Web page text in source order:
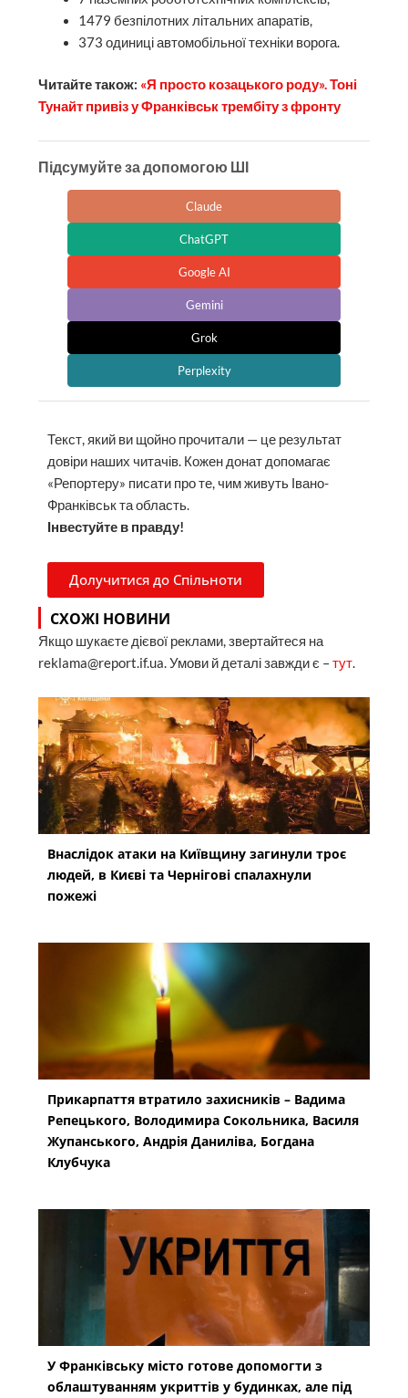
1479 безпілотних літальних апаратів,
373 одиниці автомобільної техніки ворога.
Читайте також: «Я просто козацького роду». Тоні
Тунайт привіз у Франківськ трембіту з фронту
Підсумуйте за допомогою ШІ
Claude
ChatGPT
Google AI
Gemini
Grok
Perplexity
Текст, який ви щойно прочитали — це результат
довіри наших читачів. Кожен донат допомагає
«Репортеру» писати про те, чим живуть Івано-
Франківськ та область.
Інвестуйте в правду!
Долучитися до Спільноти
СХОЖІ НОВИНИ
Якщо шукаєте дієвої реклами, звертайтеся на
reklama@report.if.ua. Умови й деталі завжди є –тут.
Внаслідок атаки на Київщину загинули троє
людей, в Києві та Чернігові спалахнули
пожежі
Прикарпаття втратило захисників – Вадима
Репецького, Володимира Сокольника, Василя
Жупанського, Андрія Даниліва, Богдана
Клубчука
У Франківську місто готове допомогти з
облаштуванням укриттів у будинках, але під